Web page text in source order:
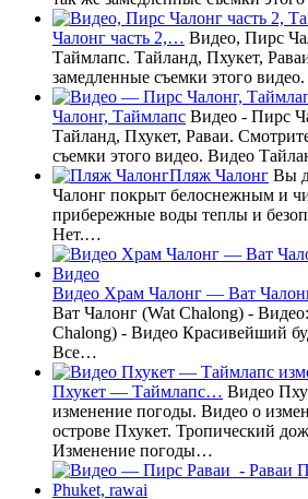
Чалонг часть 2,… Видео, Пирс
Таймлапс. Тайланд, Пхукет,
замедленные съемки этого
Чалонг, Таймлапс Видео - Пирс
Тайланд, Пхукет, Раваи.
съемки этого видео. Видео
Пляж Чалонг Вы
Чалонг покрыт белоснежным и
прибережные воды теплы и
Нет.…
Видео Храм Чалонг — Ват
Ват Чалонг (Wat Chalong) -
Chalong) - Видео Красивейший
Все…
Пхукет — Таймлапс… Видео
изменение погоды. Видео о
острове Пхукет. Тропический
Изменение погоды…